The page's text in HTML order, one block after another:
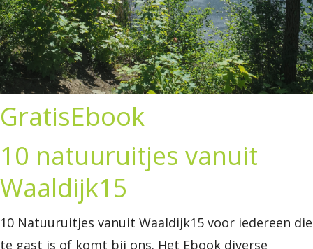
GratisEbook
10 natuuruitjes vanuit
Waaldijk15
10 Natuuruitjes vanuit Waaldijk15 voor iedereen die
te gast is of komt bij ons. Het Ebook diverse